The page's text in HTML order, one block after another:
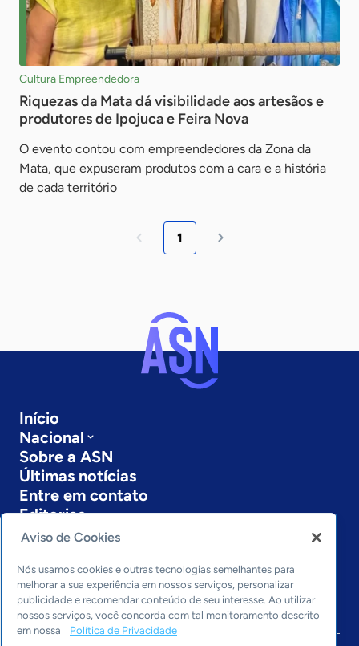
Cultura Empreendedora
Riquezas da Mata dá visibilidade aos artesãos e
produtores de Ipojuca e Feira Nova
O evento contou com empreendedores da Zona da
Mata, que expuseram produtos com a cara e a história
de cada território
1
Início
Nacional
Sobre a ASN
Últimas notícias
Entre em contato
Editorias
Economia & Política
Inovação & Tecnologia
Cultura empreendedora
Dados
Arquivo
Aviso de Cookies
Nós usamos cookies e outras tecnologias semelhantes para
melhorar a sua experiência em nossos serviços, personalizar
publicidade e recomendar conteúdo de seu interesse. Ao utilizar
nossos serviços, você concorda com tal monitoramento descrito
em nossa
Política de Privacidade